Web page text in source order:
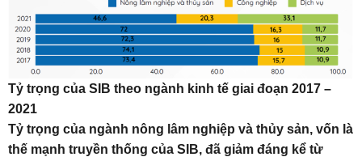
Tỷ trọng của SIB theo ngành kinh tế giai đoạn 2017 –
2021
Tỷ trọng của ngành nông lâm nghiệp và thủy sản, vốn là
thế mạnh truyền thống của SIB, đã giảm đáng kể từ